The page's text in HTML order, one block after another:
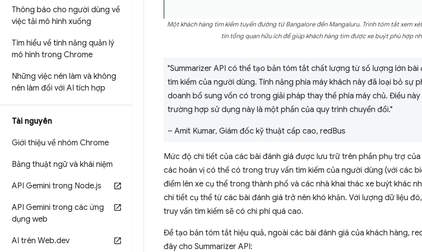
Thông báo cho người dùng về
việc tải mô hình xuống
Tìm hiểu về tính năng quản lý
mô hình trong Chrome
Những việc nên làm và không
nên làm đối với AI tích hợp
Tài nguyên
Giới thiệu về nhóm Chrome
Bảng thuật ngữ và khái niệm
API Gemini trong Node.js
API Gemini trong các ứng
dụng web
AI trên Web.dev
Một khách hàng tìm kiếm tuyến đường từ Bangalore đến Mangaluru. Trình tóm tắt xem
tin tổng quan hữu ích để giúp khách hàng tìm được xe buýt phù hợp
"Summarizer API có thể tạo bản tóm tắt chất lượng từ số lượng lớn bài
tìm kiếm của người dùng. Tính năng phía máy khách này đã loại bỏ sự
doanh bổ sung vốn có trong giải pháp thay thế phía máy chủ. Điều
trường hợp sử dụng này là một phần của quy trình chuyển đổi."
– Amit Kumar, Giám đốc kỹ thuật cấp cao, redBus
Mức độ chi tiết của các bài đánh giá được lưu trữ trên phần phụ trợ
các hoán vị có thể có trong truy vấn tìm kiếm của người dùng (với các
điểm lên xe cụ thể trong thành phố và các nhà khai thác xe buýt khác
chi tiết cụ thể từ các bài đánh giá trở nên khó khăn. Với lượng dữ liệu
truy vấn tìm kiếm sẽ có chi phí quá cao.
Để tạo bản tóm tắt hiệu quả, ngoài các bài đánh giá của khách hàng,
đây cho Summarizer API: